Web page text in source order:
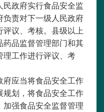
政府实行食品安全监
负责对下一级人民政府
议、考核。县级以上
药品监督管理部门和其
理工作进行评议、考
应当将食品安全工作
规划，将食品安全工作
强食品安全监督管理